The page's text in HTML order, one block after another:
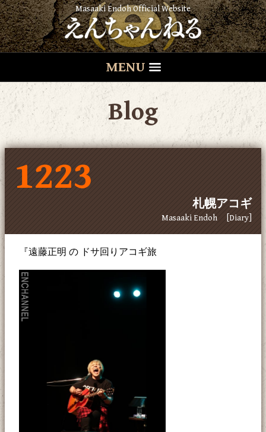
Masaaki Endoh Official Website
MENU
Blog
1223
札幌アコギ
Masaaki Endoh [Diary]
『遠藤正明 の ドサ回りアコギ旅